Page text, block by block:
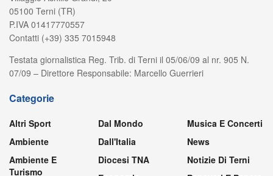
05100 Terni (TR)
P.IVA 01417770557
Contatti (+39) 335 7015948
Testata giornalistica Reg. Trib. di Terni il 05/06/09 al nr. 905 N.
07/09 – Direttore Responsabile: Marcello Guerrieri
Categorie
Altri Sport
Ambiente
Ambiente E
Turismo
Dal Mondo
Dall'Italia
Diocesi TNA
Musica E Concerti
News
Notizie Di Terni